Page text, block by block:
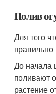
Полив
Для того
правильно
До начала
поливают
растение